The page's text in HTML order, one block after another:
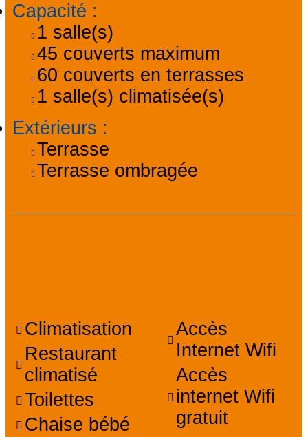
Capacité :
1 salle(s)
45 couverts maximum
60 couverts en terrasses
1 salle(s) climatisée(s)
Extérieurs :
Terrasse
Terrasse ombragée
Climatisation
Restaurant
climatisé
Toilettes
Chaise bébé
Accès
Internet Wifi
Accès
internet Wifi
gratuit